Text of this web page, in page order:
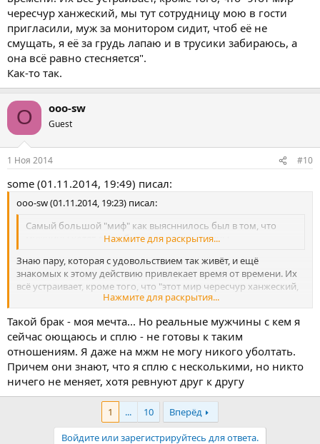
чересчур ханжеский, мы тут сотрудницу мою в гости
пригласили, муж за монитором сидит, чтоб её не
смущать, я её за грудь лапаю и в трусики забираюсь, а
она всё равно стесняется".
Как-то так.
O ooo-sw
Guest
1 Ноя 2014 #10
some (01.11.2014, 19:49) писал:
ooo-sw (01.11.2014, 19:23) писал:
Самый большой "миф" как выясннилось был в том, что
мужчины хотят секса больше, чем женщины.
Нажмите для раскрытия...
Знаю пару, которая с удовольствием так живёт, и ещё
знакомых к этому действию привлекает время от времени. Их
всё устраивает, кроме того, что "этот мир чересчур ханжеский,
мы тут сотрудницу мою в гости пригласили, муж за монитором
сидит, чтоб её не смущать, я её за грудь лапаю и в трусики
забираюсь, а она всё равно стесняется".
Как-то так.
Нажмите для раскрытия...
Такой брак - моя мечта... Но реальные мужчины с кем я
сейчас оющаюсь и сплю - не готовы к таким
отношениям. Я даже на мжм не могу никого уболтать.
Причем они знают, что я сплю с несколькими, но никто
ничего не меняет, хотя ревнуют друг к другу
1 ... 10
Вперёд
Войдите или зарегистрируйтесь для ответа.